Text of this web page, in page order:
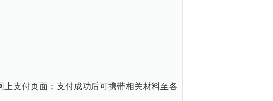
支付页面；支付成功后可携带相关材料至各